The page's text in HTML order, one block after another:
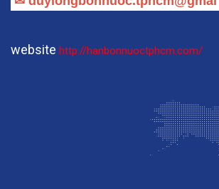
✉duylongbonnuoc.tphcm@gmai
website http://hanbonnuoctphcm.com/